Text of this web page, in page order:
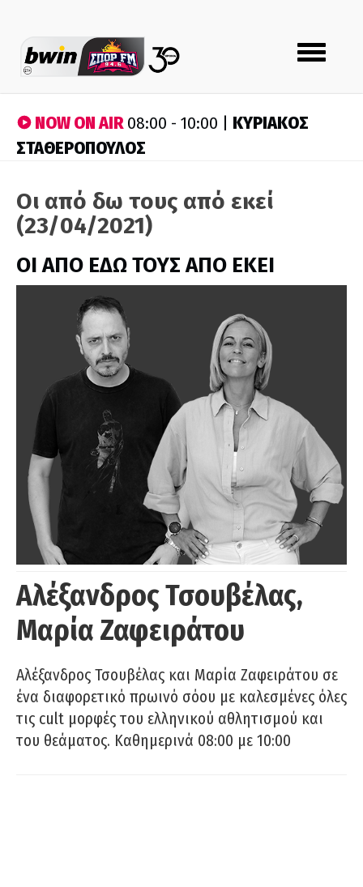
Toggle
navigation
NOW ON AIR08:00 - 10:00 | ΚΥΡΙΑΚΟΣ
ΣΤΑΘΕΡΟΠΟΥΛΟΣ
Οι από δω τους από εκεί
(23/04/2021)
ΟΙ ΑΠΟ ΕΔΩ ΤΟΥΣ ΑΠΟ ΕΚΕΙ
Αλέξανδρος Τσουβέλας,
Μαρία Ζαφειράτου
Αλέξανδρος Τσουβέλας και Μαρία Ζαφειράτου σε
ένα διαφορετικό πρωινό σόου με καλεσμένες όλες
τις cult μορφές του ελληνικού αθλητισμού και
του θεάματος. Καθημερινά 08:00 με 10:00